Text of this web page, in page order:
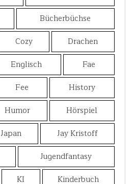
Bücherbüchse
Cozy
Drachen
Englisch
Fae
Fee
History
Humor
Hörspiel
Japan
Jay Kristoff
Jugendfantasy
KI
Kinderbuch